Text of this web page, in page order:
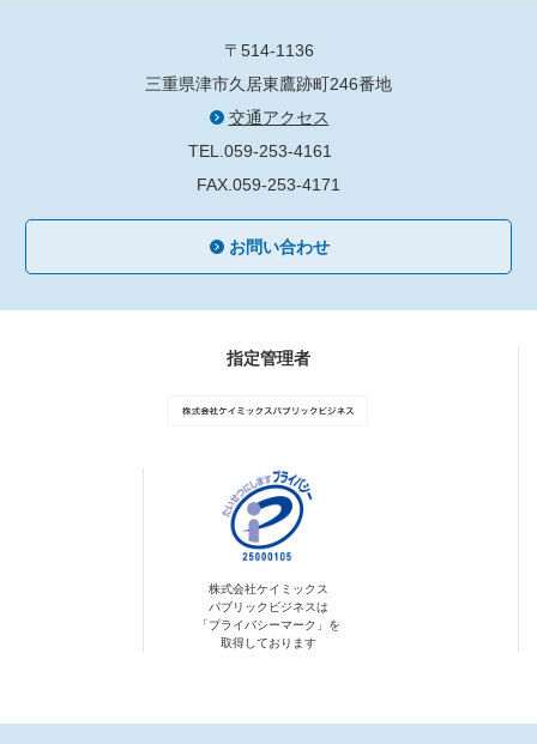
〒514-1136
三重県津市久居東鷹跡町246番地
交通アクセス
TEL.059-253-4161
FAX.059-253-4171
お問い合わせ
指定管理者
株式会社ケイミックス
パブリックビジネスは
「プライバシーマーク」を
取得しております